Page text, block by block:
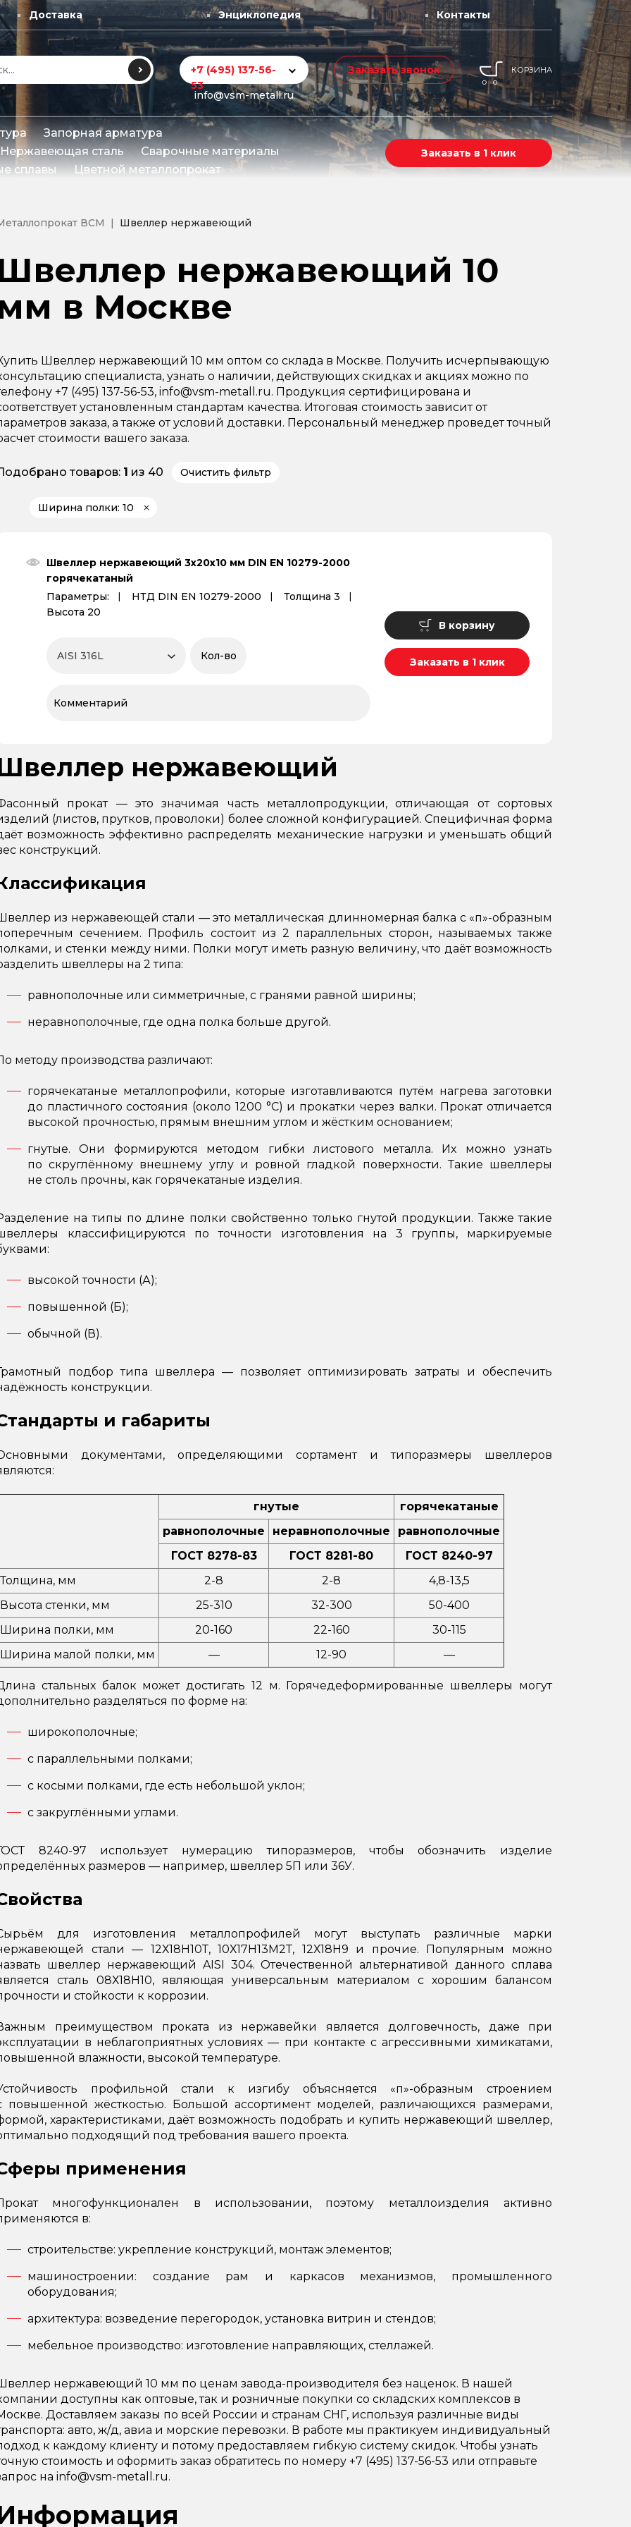
Доставка Энциклопедия Контакты
+7 (495) 137-56-
53
info@vsm-metall.ru
Заказать звонок КОРЗИНА
Запорная арматура
Нержавеющая сталь
Сварочные материалы
сплавы Цветной металлопрокат
Заказать в 1 клик
ВСМ Швеллер нержавеющий
нержавеющий 10
в Москве
Швеллер нержавеющий 10 мм оптом со склада в Москве. Получить исчерпывающую
специалиста, узнать о наличии, действующих скидках и акциях можно по
+7 (495) 137-56-53, info@vsm-metall.ru. Продукция сертифицирована и
установленным стандартам качества. Итоговая стоимость зависит от
заказа, а также от условий доставки. Персональный менеджер проведет точный
стоимости вашего заказа.
товаров: 1 из 40 Очистить фильтр
Ширина полки: 10
Швеллер нержавеющий 3х20х10 мм DIN EN 10279-2000
горячекатаный
Параметры:
НТД DIN EN 10279-2000
Толщина 3
Высота 20
В корзину
Заказать в 1 клик
нержавеющий
прокат — это значимая часть металлопродукции, отличающая от сортовых
(листов, прутков, проволоки) более сложной конфигурацией. Специфичная форма
возможность эффективно распределять механические нагрузки и уменьшать общий
конструкций.
из нержавеющей стали — это металлическая длинномерная балка с «п»-образным
сечением. Профиль состоит из 2 параллельных сторон, называемых также
и стенки между ними. Полки могут иметь разную величину, что даёт возможность
швеллеры на 2 типа:
равнополочные или симметричные, с гранями равной ширины;
неравнополочные, где одна полка больше другой.
методу производства различают:
горячекатаные металлопрофили, которые изготавливаются путём нагрева заготовки
до пластичного состояния (около 1200 °C) и прокатки через валки. Прокат отличается
высокой прочностью, прямым внешним углом и жёстким основанием;
гнутые. Они формируются методом гибки листового металла. Их можно узнать
по скруглённому внешнему углу и ровной гладкой поверхности. Такие швеллеры
не столь прочны, как горячекатаные изделия.
на типы по длине полки свойственно только гнутой продукции. Также такие
классифицируются по точности изготовления на 3 группы, маркируемые
высокой точности (А);
повышенной (Б);
обычной (В).
подбор типа швеллера — позволяет оптимизировать затраты и обеспечить
конструкции.
и габариты
документами, определяющими сортамент и типоразмеры швеллеров
гнутые
горячекатаные
равнополочные
неравнополочные
равнополочные
ГОСТ 8278-83
ГОСТ 8281-80
ГОСТ 8240-97
Толщина, мм
2-8 2-8
4,8-13,5
Высота стенки, мм
25-310 32-300
50-400
Ширина полки, мм
20-160 22-160
30-115
Ширина малой полки, мм
— 12-90 —
стальных балок может достигать 12 м. Горячедеформированные швеллеры могут
разделяться по форме на:
широкополочные;
с параллельными полками;
с косыми полками, где есть небольшой уклон;
с закруглёнными углами.
8240-97 использует нумерацию типоразмеров, чтобы обозначить изделие
размеров — например, швеллер 5П или 36У.
для изготовления металлопрофилей могут выступать различные марки
стали — 12Х18Н10Т, 10Х17Н13М2Т, 12Х18Н9 и прочие. Популярным можно
швеллер нержавеющий AISI 304. Отечественной альтернативой данного сплава
сталь 08Х18Н10, являющая универсальным материалом с хорошим балансом
и стойкости к коррозии.
преимуществом проката из нержавейки является долговечность, даже при
в неблагоприятных условиях — при контакте с агрессивными химикатами,
влажности, высокой температуре.
профильной стали к изгибу объясняется «п»-образным строением
повышенной жёсткостью. Большой ассортимент моделей, различающихся размерами,
характеристиками, даёт возможность подобрать и купить нержавеющий швеллер,
подходящий под требования вашего проекта.
применения
многофункционален в использовании, поэтому металлоизделия активно
в:
строительстве: укрепление конструкций, монтаж элементов;
машиностроении: создание рам и каркасов механизмов, промышленного
оборудования;
архитектура: возведение перегородок, установка витрин и стендов;
мебельное производство: изготовление направляющих, стеллажей.
нержавеющий 10 мм по ценам завода-производителя без наценок. В нашей
доступны как оптовые, так и розничные покупки со складских комплексов в
Доставляем заказы по всей России и странам СНГ, используя различные виды
авто, ж/д, авиа и морские перевозки. В работе мы практикуем индивидуальный
к каждому клиенту и потому предоставляем гибкую систему скидок. Чтобы узнать
стоимость и оформить заказ обратитесь по номеру +7 (495) 137-56-53 или отправьте
на info@vsm-metall.ru.